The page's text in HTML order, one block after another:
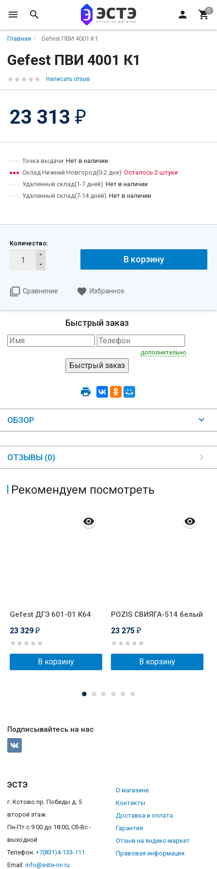
Главная Gefest ПВИ 4001 К1
Gefest ПВИ 4001 К1
Написать отзыв
23 313 ₽
Точка выдачи Нет в наличии
Склад Нижний Новгород(0-2 дня) Осталось 2 штуки
Удаленный склад(1-7 дней) Нет в наличии
Удаленный склад(7-14 дней) Нет в наличии
Количество:
В корзину
Сравнение Избранное
Быстрый заказ
дополнительно
ОБЗОР
ОТЗЫВЫ (0)
Рекомендуем посмотреть
Gefest ДГЭ 601-01 К64
23 329 ₽
В корзину
POZIS СВИЯГА-514 белый
23 275 ₽
В корзину
Подписывайтесь на нас
ЭСТЭ
г. Кстово пр. Победы д. 5
второй этаж
Пн-Пт с 9:00 до 18:00, Сб-Вс -
выходной
Телефон: +7(831)4-133-111
Email: info@este-nn.ru
О магазине
Контакты
Доставка и оплата
Гарантия
Отзыв на яндекс-маркет
Правовая информация